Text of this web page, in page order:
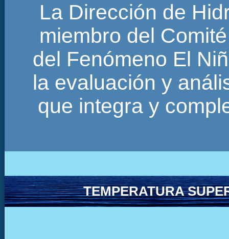
La Dirección de
miembro del
del Fenómeno El
la evaluación y
que integra y
TEMPERATURA